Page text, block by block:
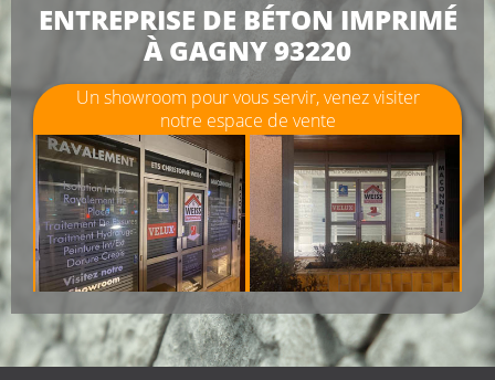
ENTREPRISE DE BÉTON IMPRIMÉ
À GAGNY 93220
Un showroom pour vous servir, venez visiter
notre espace de vente